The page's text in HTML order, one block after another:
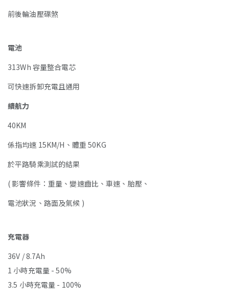
前後輪油壓碟煞
電池
313Wh 容量整合電芯
可快速拆卸充電且通用
續航力
40KM
係指均速 15KM/H、體重 50KG
於平路騎乘測試的結果
( 影響條件：重量、變速齒比、車速、胎壓、
電池狀況、路面及氣候 )
充電器
36V / 8.7Ah
1 小時充電量 - 50%
3.5 小時充電量 - 100%